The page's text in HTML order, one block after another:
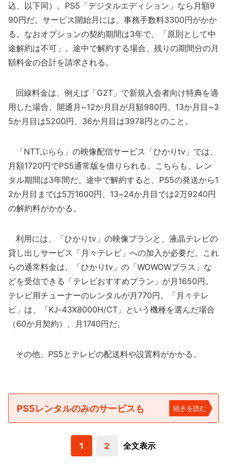
込、以下同）。PS5「デジタルエディション」なら月額9
90円だ。サービス開始月には、事務手数料3300円がかか
る。なおオプションの契約期間は3年で、「原則として中
途解約は不可」。途中で解約する場合、残りの期間分の月
額料金の合計を請求される。
回線料金は、例えば「G2T」で新規入会者向け特典を適
用した場合、開通月~12か月目が月額980円、13か月目~3
5か月目は5200円、36か月目は3978円とのこと。
「NTTぷらら」の映像配信サービス「ひかりtv」では、
月額1720円でPS5通常版を借りられる。こちらも、レン
タル期間は3年間だ。途中で解約すると、PS5の発送から1
2か月目までは5万1600円、13~24か月目では2万9240円
の解約料がかかる。
利用には、「ひかりtv」の映像プランと、液晶テレビの
貸し出しサービス「月々テレビ」への加入が必要だ。これ
らの通常料金は、「ひかりtv」の「WOWOWプラス」な
どを受信できる「テレビおすすめプラン」が月1650円。
テレビ用チューナーのレンタルが月770円。「月々テレ
ビ」は、「KJ-43X8000H/CT」という機種を選んだ場合
（60か月契約）、月1740円だ。
その他、PS5とテレビの配送料や設置料がかかる。
PS5レンタルのみのサービスも 続きを読む
1 2 全文表示